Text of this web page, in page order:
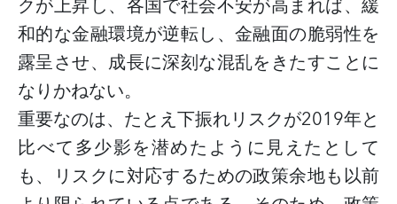
クが上昇し、各国で社会不安が高まれば、緩
和的な金融環境が逆転し、金融面の脆弱性を
露呈させ、成長に深刻な混乱をきたすことに
なりかねない。
重要なのは、たとえ下振れリスクが2019年と
比べて多少影を潜めたように見えたとして
も、リスクに対応するための政策余地も以前